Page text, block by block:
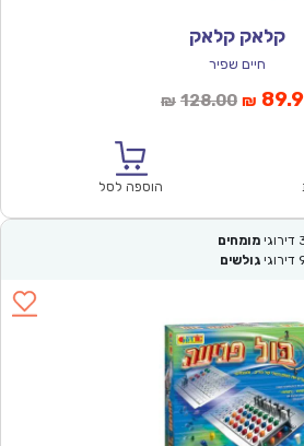
קלאק קלאק
חיים שפיר
₪ 128.00המחיר
₪
הוספה לסל
דירוגי מומחים
דירוגי גולשים